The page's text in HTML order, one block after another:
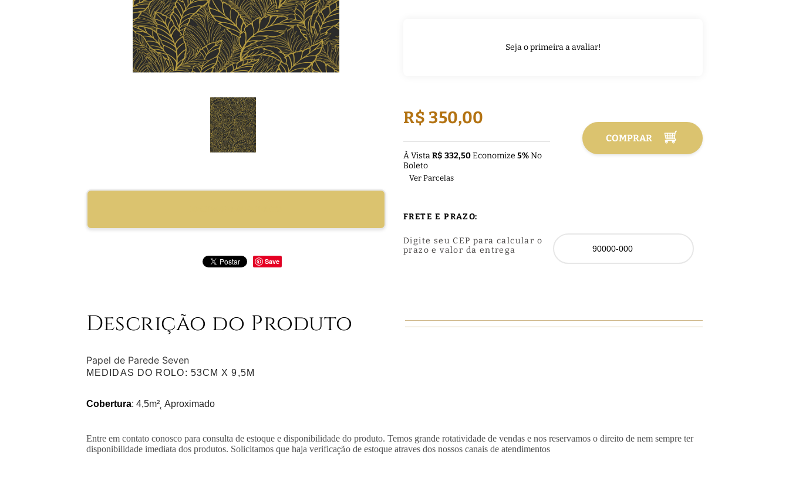
Save
Seja o primeira a avaliar!
R$ 350,00
À VistaR$ 332,50Economize 5%No
Boleto
Ver Parcelas
COMPRAR
FRETE E PRAZO:
Digite seu CEP para calcular o
prazo e valor da entrega
Descrição do Produto
Papel de Parede Seven
MEDIDAS DO ROLO: 53CM X 9,5M
Cobertura: 4,5m²˛ Aproximado
Entre em contato conosco para consulta de estoque e disponibilidade do produto. Temos grande rotatividade de vendas e nos reservamos o direito de nem sempre ter
disponibilidade imediata dos produtos. Solicitamos que haja verificação de estoque atraves dos nossos canais de atendimentos